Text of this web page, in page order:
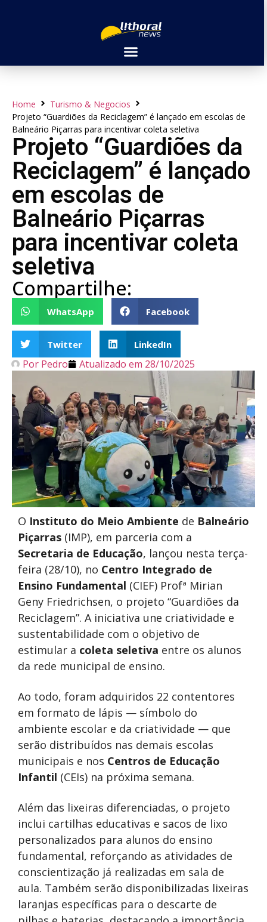
Home
Turismo & Negocios
Projeto “Guardiões da Reciclagem” é lançado em escolas de
Balneário Piçarras para incentivar coleta seletiva
Projeto “Guardiões da
Reciclagem” é lançado
em escolas de
Balneário Piçarras
para incentivar coleta
seletiva
Compartilhe:
WhatsApp Facebook
Twitter LinkedIn
Por Pedro Atualizado em 28/10/2025
O Instituto do Meio Ambiente de Balneário
Piçarras (IMP), em parceria com a
Secretaria de Educação, lançou nesta terça-
feira (28/10), no Centro Integrado de
Ensino Fundamental (CIEF) Profª Mirian
Geny Friedrichsen, o projeto “Guardiões da
Reciclagem”. A iniciativa une criatividade e
sustentabilidade com o objetivo de
estimular a coleta seletiva entre os alunos
da rede municipal de ensino.
Ao todo, foram adquiridos 22 contentores
em formato de lápis — símbolo do
ambiente escolar e da criatividade — que
serão distribuídos nas demais escolas
municipais e nos Centros de Educação
Infantil (CEIs) na próxima semana.
Além das lixeiras diferenciadas, o projeto
inclui cartilhas educativas e sacos de lixo
personalizados para alunos do ensino
fundamental, reforçando as atividades de
conscientização já realizadas em sala de
aula. Também serão disponibilizadas lixeiras
laranjas específicas para o descarte de